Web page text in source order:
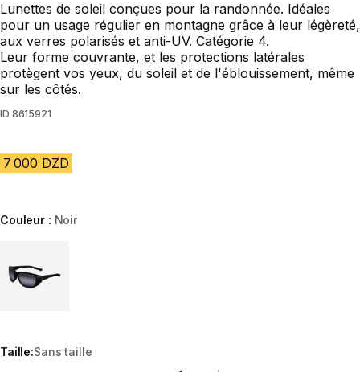
Lunettes de soleil conçues pour la randonnée. Idéales
pour un usage régulier en montagne grâce à leur légèreté,
aux verres polarisés et anti-UV. Catégorie 4.
Leur forme couvrante, et les protections latérales
protègent vos yeux, du soleil et de l'éblouissement, même
sur les côtés.
ID 8615921
7 000 DZD
Couleur : Noir
Taille:Sans taille